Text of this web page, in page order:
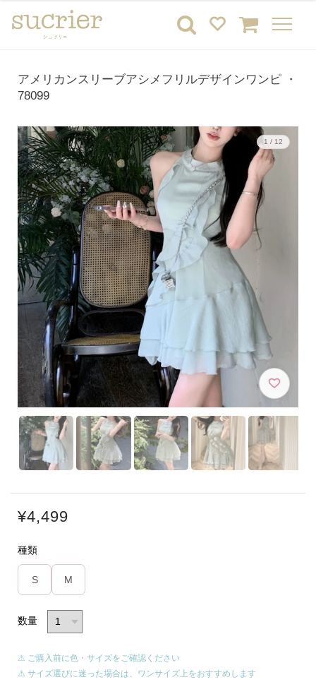
アメリカンスリーブアシメフリルデザインワンピ ・
78099
1 / 12
¥4,499
種類
S M
数量
⚠ ご購入前に色・サイズをご確認ください
⚠ サイズ選びに迷った場合は、ワンサイズ上をおすすめします